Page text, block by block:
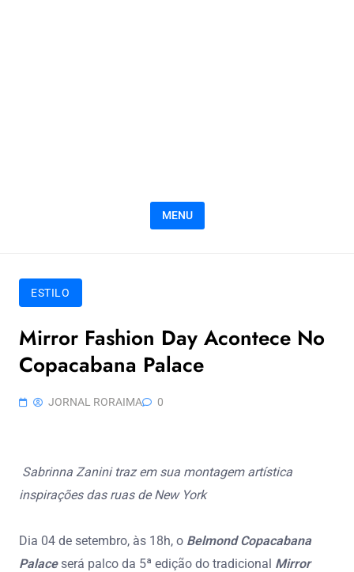
MENU
ESTILO
Mirror Fashion Day Acontece No
Copacabana Palace
JORNAL RORAIMA 0
Sabrinna Zanini traz em sua montagem artística
inspirações das ruas de New York
Dia 04 de setembro, às 18h, o Belmond Copacabana
Palace será palco da 5ª edição do tradicional Mirror